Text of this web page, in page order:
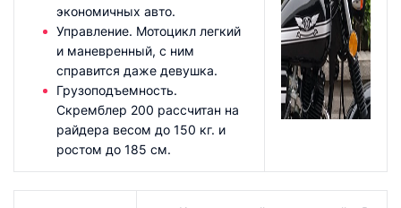
экономичных авто.
Управление. Мотоцикл легкий
и маневренный, с ним
справится даже девушка.
Грузоподъемность.
Скремблер 200 рассчитан на
райдера весом до 150 кг. и
ростом до 185 см.